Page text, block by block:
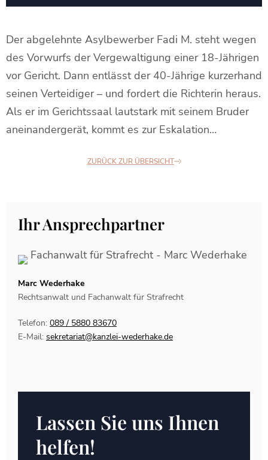
Der abgelehnte Asylbewerber Fadi M. steht wegen
des Vorwurfs der Vergewaltigung einer 18-Jährigen
vor Gericht. Dann entlässt der 40-Jährige kurzerhand
seinen Verteidiger – und fordert die Richterin heraus.
Als er im Gerichtssaal lautstark mit seinem Bruder
aneinandergerät, kommt es zur Eskalation…
ZURÜCK ZUR ÜBERSICHT
Ihr Ansprechpartner
Marc Wederhake
Rechtsanwalt und Fachanwalt für Strafrecht
Telefon: 089 / 5880 83670
E-Mail: sekretariat@kanzlei-wederhake.de
Lassen Sie uns Ihnen
helfen!